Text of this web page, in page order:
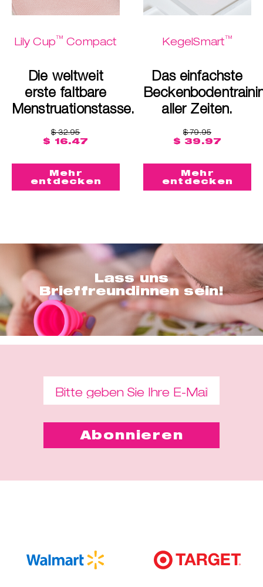
Lily Cup™ Compact
Die weltweit
erste faltbare
Menstruationstasse.
$ 32.95
$ 16.47
Mehr
entdecken
KegelSmart™
Das einfachste
aller Zeiten.
$ 79.95
$ 39.97
Mehr
entdecken
Lass uns
Brieffreundinnen sein!